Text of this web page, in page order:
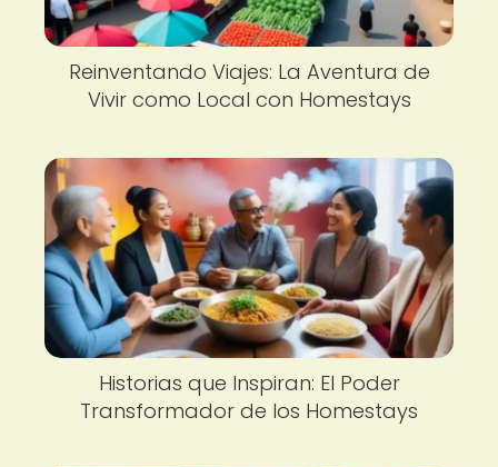
Reinventando Viajes: La Aventura de
Vivir como Local con Homestays
Historias que Inspiran: El Poder
Transformador de los Homestays